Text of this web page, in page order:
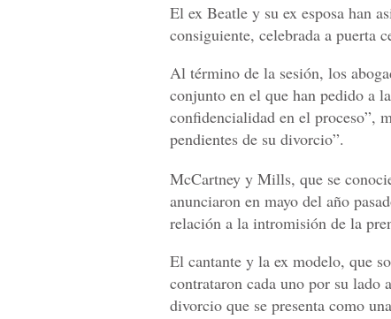
El ex Beatle y su ex esposa han
consiguiente, celebrada a puerta
Al término de la sesión, los
conjunto en el que han pedido a
confidencialidad en el proceso”,
pendientes de su divorcio”.
McCartney y Mills, que se
anunciaron en mayo del año
relación a la intromisión de la
El cantante y la ex modelo, que
contrataron cada uno por su lado
divorcio que se presenta como